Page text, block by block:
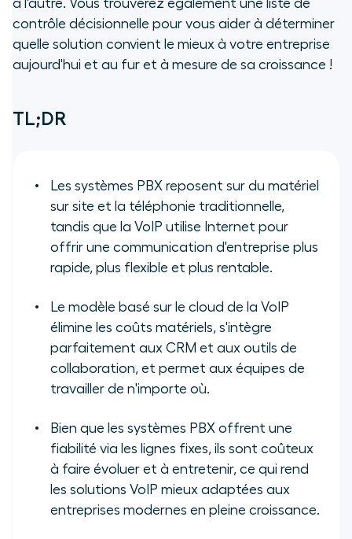
Liste de contrôle décisionnelle :
Choisissez le système
téléphonique adapté à votre
Questions fréquemment posées
sur VoIP vs PBX
à l'autre. Vous trouverez également une liste de
contrôle décisionnelle pour vous aider à déterminer
quelle solution convient le mieux à votre entreprise
aujourd'hui et au fur et à mesure de sa croissance !
TL;DR
Les systèmes PBX reposent sur du matériel
sur site et la téléphonie traditionnelle,
tandis que la VoIP utilise Internet pour
offrir une communication d'entreprise plus
rapide, plus flexible et plus rentable.
Le modèle basé sur le cloud de la VoIP
élimine les coûts matériels, s'intègre
parfaitement aux CRM et aux outils de
collaboration, et permet aux équipes de
travailler de n'importe où.
Bien que les systèmes PBX offrent une
fiabilité via les lignes fixes, ils sont coûteux
à faire évoluer et à entretenir, ce qui rend
les solutions VoIP mieux adaptées aux
entreprises modernes en pleine croissance.